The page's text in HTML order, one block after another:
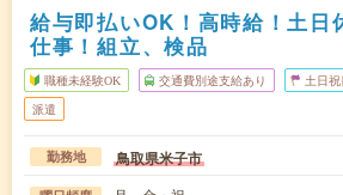
給与即払いOK！高時給！土日
仕事！組立、検品
職種未経験OK 交通費別途支給あり 土日
派遣
勤務地 鳥取県米子市